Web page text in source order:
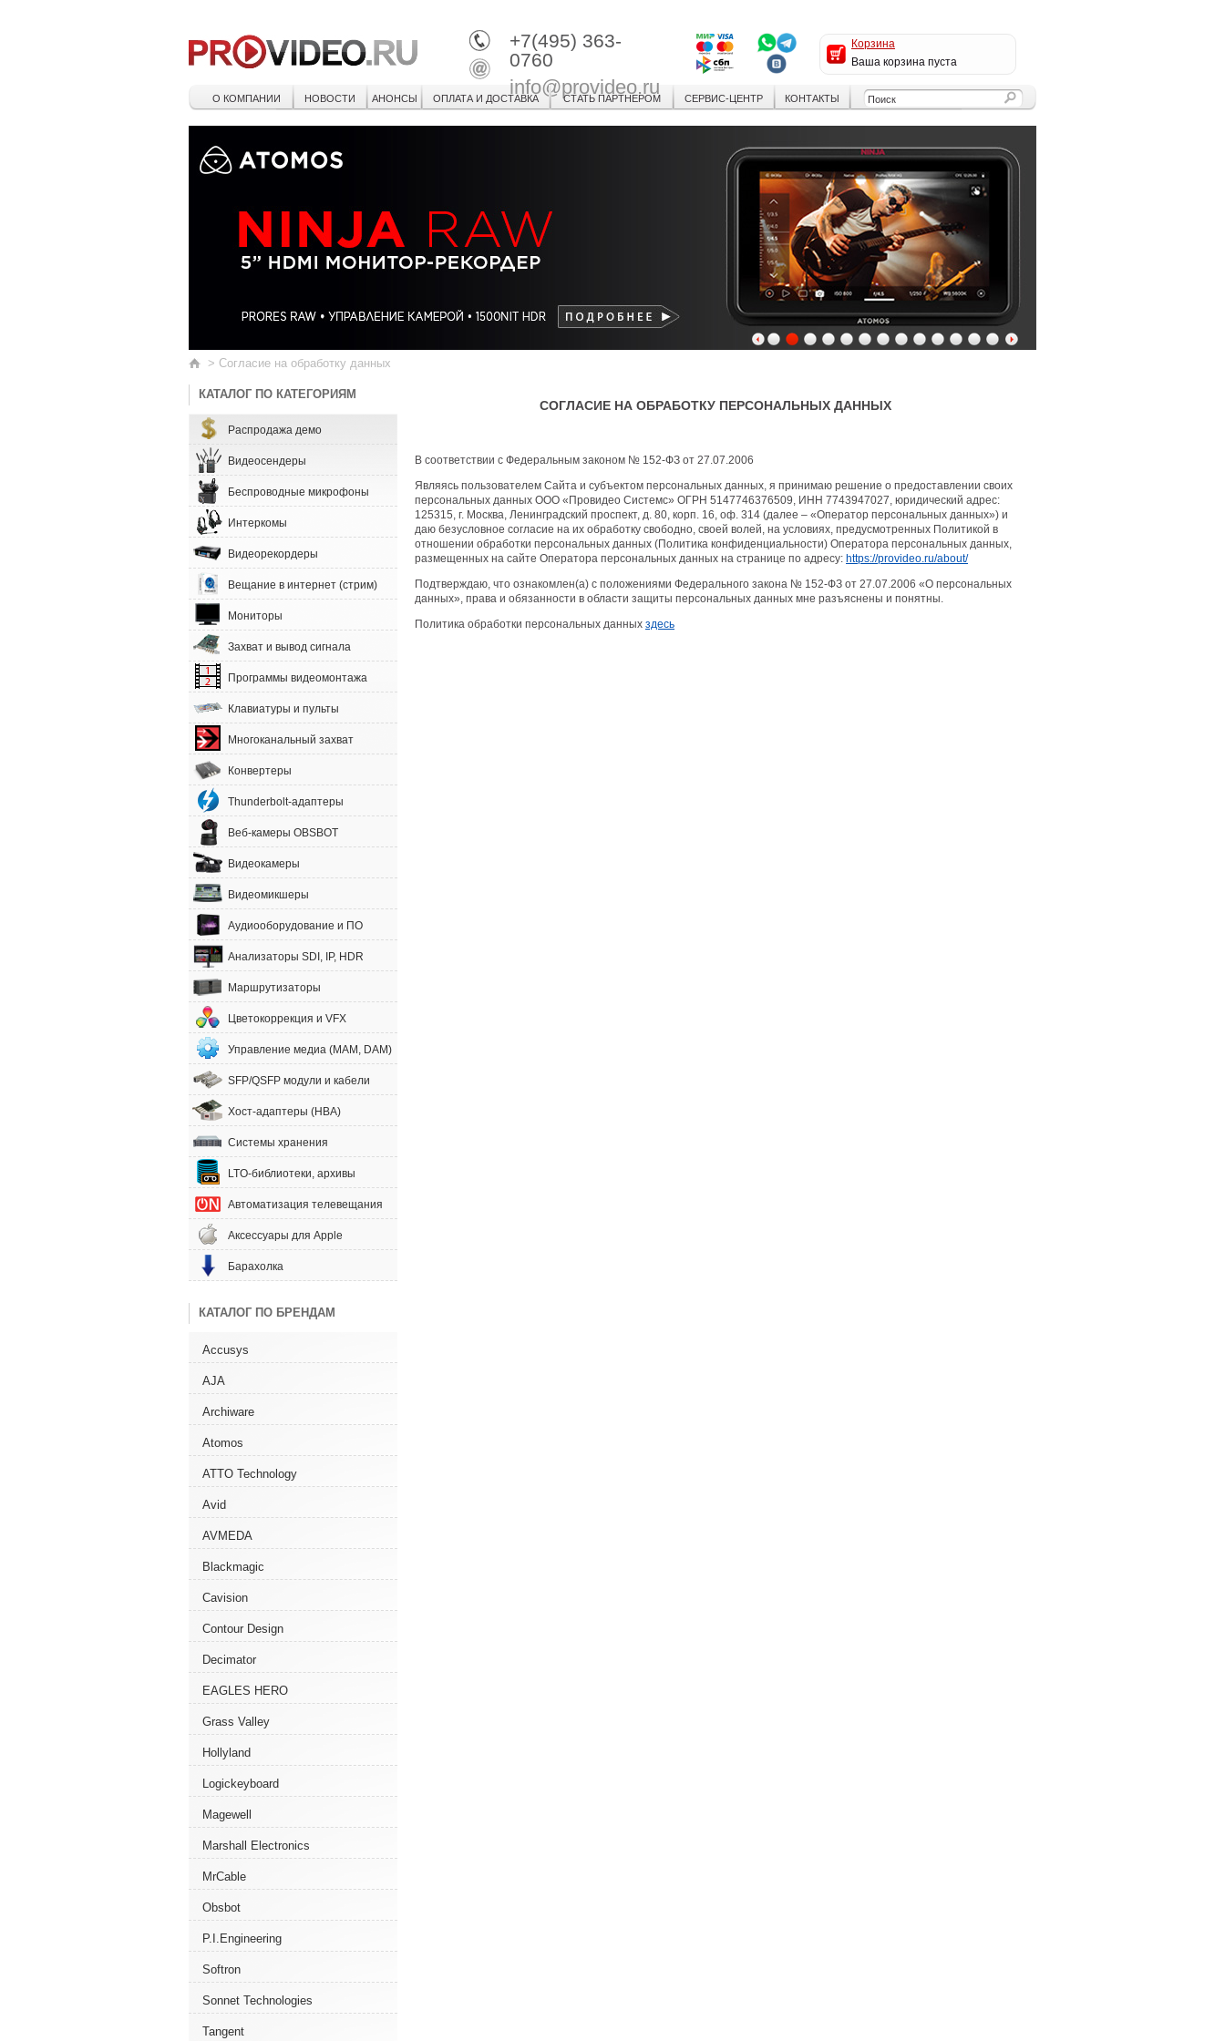
+7(495) 363-
0760
info@provideo.ru
Корзина
Ваша корзина пуста
О КОМПАНИИ НОВОСТИ АНОНСЫ ОПЛАТА И ДОСТАВКА СТАТЬ ПАРТНЕРОМ СЕРВИС-ЦЕНТР КОНТАКТЫ
1 2 3 4 5 6 7 8 9 10111213
> Согласие на обработку данных
КАТАЛОГ ПО КАТЕГОРИЯМ
Распродажа демо
Видеосендеры
Беспроводные микрофоны
Интеркомы
Видеорекордеры
Вещание в интернет (стрим)
Мониторы
Захват и вывод сигнала
Программы видеомонтажа
Клавиатуры и пульты
Многоканальный захват
Конвертеры
Thunderbolt-адаптеры
Веб-камеры OBSBOT
Видеокамеры
Видеомикшеры
Аудиооборудование и ПО
Анализаторы SDI, IP, HDR
Маршрутизаторы
Цветокоррекция и VFX
Управление медиа (MAM, DAM)
SFP/QSFP модули и кабели
Хост-адаптеры (HBA)
Системы хранения
LTO-библиотеки, архивы
Автоматизация телевещания
Аксессуары для Apple
Барахолка
КАТАЛОГ ПО БРЕНДАМ
Accusys
AJA
Archiware
Atomos
ATTO Technology
Avid
AVMEDA
Blackmagic
Cavision
Contour Design
Decimator
EAGLES HERO
Grass Valley
Hollyland
Logickeyboard
Magewell
Marshall Electronics
MrCable
Obsbot
P.I.Engineering
Softron
Sonnet Technologies
Tangent
СОГЛАСИЕ НА ОБРАБОТКУ ПЕРСОНАЛЬНЫХ ДАННЫХ
В соответствии с Федеральным законом № 152-ФЗ от 27.07.2006
Являясь пользователем Сайта и субъектом персональных данных, я принимаю решение о предоставлении своих
персональных данных ООО «Провидео Системс» ОГРН 5147746376509, ИНН 7743947027, юридический адрес:
125315, г. Москва, Ленинградский проспект, д. 80, корп. 16, оф. 314 (далее – «Оператор персональных данных») и
даю безусловное согласие на их обработку свободно, своей волей, на условиях, предусмотренных Политикой в
отношении обработки персональных данных (Политика конфиденциальности) Оператора персональных данных,
размещенных на сайте Оператора персональных данных на странице по адресу: https://provideo.ru/about/
Подтверждаю, что ознакомлен(а) с положениями Федерального закона № 152-ФЗ от 27.07.2006 «О персональных
данных», права и обязанности в области защиты персональных данных мне разъяснены и понятны.
Политика обработки персональных данных здесь